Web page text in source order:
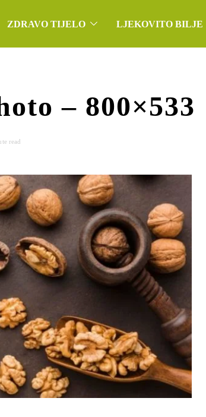
ZDRAVO TIJELO LJEKOVITO BILJE
– 800×533
read